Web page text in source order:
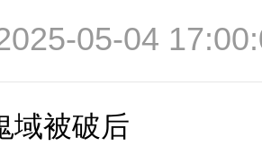
05-04
域被破后